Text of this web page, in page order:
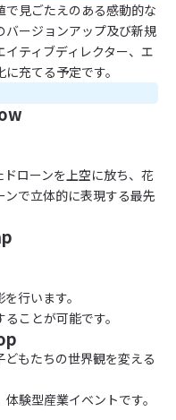
で見ごたえのある感動的な
バージョンアップ及び新規
ティブディレクター、エ
充てる予定です。
ローンを上空に放ち、花
で立体的に表現する最先
行います。
ことが可能です。
もたちの世界観を変える
験型産業イベントです。